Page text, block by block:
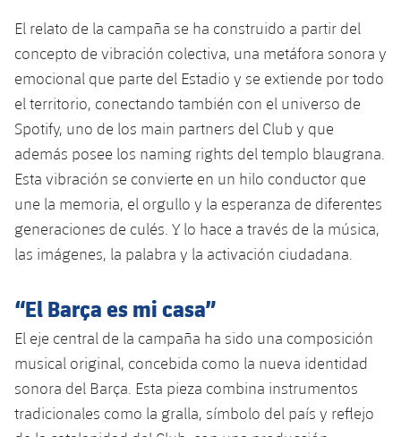
Jugadores
Fotos
Historia
Palmarés
Jugadores
Clasificaciones
Junior
Juvenil
Infantil
Alevín
Información general
plusicon
más
Noticias
Atletismo
plusicon
más
Actualidad
Masculino
Femenino
Agenda
Baloncesto en silla de ruedas
plusicon
más
Actualidad
Jugadores
Calendario
Resultados
Clasificaciones
Hockey sobre hielo
plusicon
más
Actualidad
Calendario
Resultados
Clasificaciones
Hockey hierba
plusicon
más
Hockey Hierba Masculino
Hockey Hierba Femenino
Actualidad
Plantilla
Agenda
Escuela de Patinaje
Rugby
plusicon
más
Actualidad
plusicon
más
El relato de la campaña se ha construido a partir del
concepto de vibración colectiva, una metáfora sonora y
emocional que parte del Estadio y se extiende por todo
el territorio, conectando también con el universo de
Spotify, uno de los main partners del Club y que
además posee los naming rights del templo blaugrana.
Esta vibración se convierte en un hilo conductor que
une la memoria, el orgullo y la esperanza de diferentes
generaciones de culés. Y lo hace a través de la música,
las imágenes, la palabra y la activación ciudadana.
“El Barça es mi casa”
El eje central de la campaña ha sido una composición
musical original, concebida como la nueva identidad
sonora del Barça. Esta pieza combina instrumentos
tradicionales como la gralla, símbolo del país y reflejo